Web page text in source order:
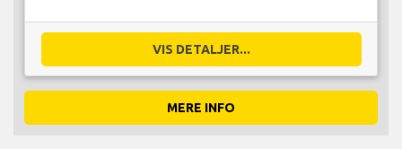
VIS DETALJER...
MERE INFO